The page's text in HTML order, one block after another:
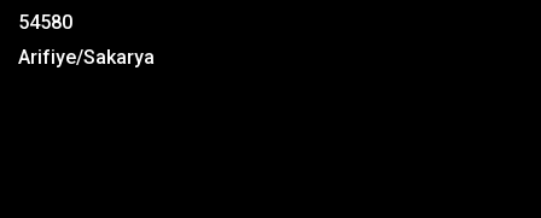
54580
Arifiye/Sakarya